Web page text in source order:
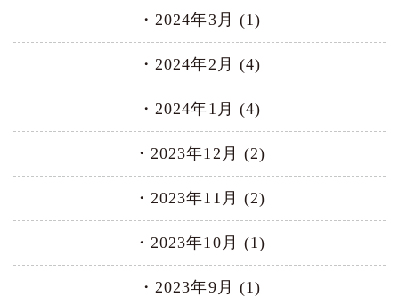
2024年3月 (1)
2024年2月 (4)
2024年1月 (4)
2023年12月 (2)
2023年11月 (2)
2023年10月 (1)
2023年9月 (1)